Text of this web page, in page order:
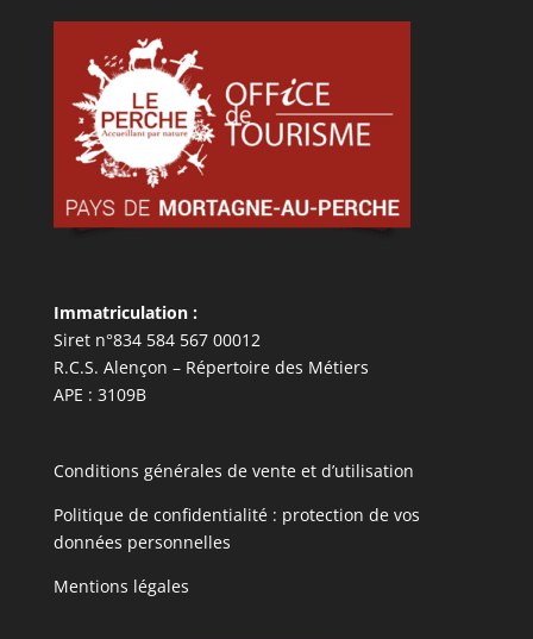
Immatriculation :
Siret n°834 584 567 00012
R.C.S. Alençon – Répertoire des Métiers
APE : 3109B
Conditions générales de vente et d’utilisation
Politique de confidentialité : protection de vos
données personnelles
Mentions légales